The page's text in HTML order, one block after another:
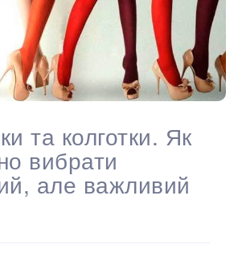
та колготки. Як
вибрати
але важливий